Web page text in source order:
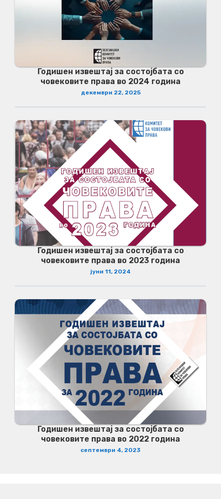
Годишен извештај за состојбата со
човековите права во 2024 година
декември 22, 2025
Годишен извештај за состојбата со
човековите права во 2023 година
јуни 11, 2024
Годишен извештај за состојбата со
човековите права во 2022 година
септември 4, 2023